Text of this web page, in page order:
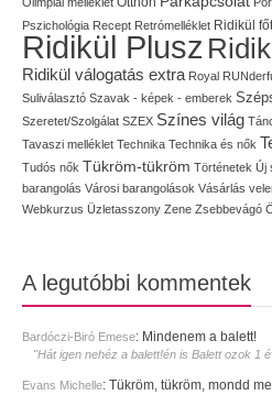
Pszichológia Recept Retrómelléklet Ridikül
Ridikül Plusz
Ridikül válogatás extra Royal
Suliválasztó Szavak - képek - emberek
Szeretet/Szolgálat SZEX Színes világ
Tavaszi melléklet Technika Technika és nők
Tudós nők Tükröm-tükröm Történetek Új
barangolás Városi barangolások Vásárlás
Webkurzus Üzletasszony Zene Zsebbevágó
A legutóbbi kommentek
Bardóczi-Biró Emese: Mindenem a balett!
"Hát igen nehéz a balett!én is Balett ozok 1
Evans Michelle: Tükröm, tükröm, mondd